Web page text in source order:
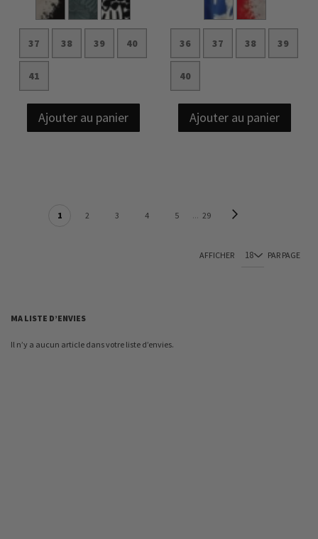
37 38 39 40
41
Ajouter au panier
36 37 38 39
40
Ajouter au panier
Vous lisez actuellement la page
1 Page
2 Page
3 4 5 Page
29
AFFICHER PAR PAGE
MA LISTE D’ENVIES
Il n’y a aucun article dans votre liste d’envies.